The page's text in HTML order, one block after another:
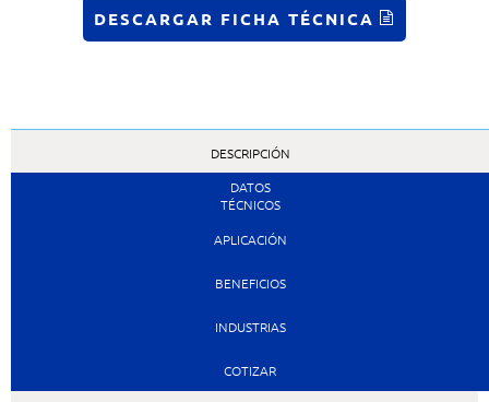
DESCARGAR FICHA TÉCNICA
DESCRIPCIÓN
DATOS
TÉCNICOS
APLICACIÓN
BENEFICIOS
INDUSTRIAS
COTIZAR